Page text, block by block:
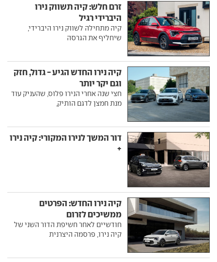
זרם חלש: קיה תשווק נירו
היברידי רגיל
קיה מתחילה לשווק נירו היברידי,
שיחליף את הגרסה
קיה נירו החדש הגיע - גדול, חזק
וגם יקר יותר
חצי שנה אחרי הנירו פלוס, שהעניק עוד
מנת חמצן לדגם הותיק,
דור המשך לנירו המקורי: קיה נירו
+
קיה נירו החדש: הפרטים
ממשיכים לזרום
חודשיים לאחר חשיפת הדור השני של
קיה נירו, פרסמה היצרנית